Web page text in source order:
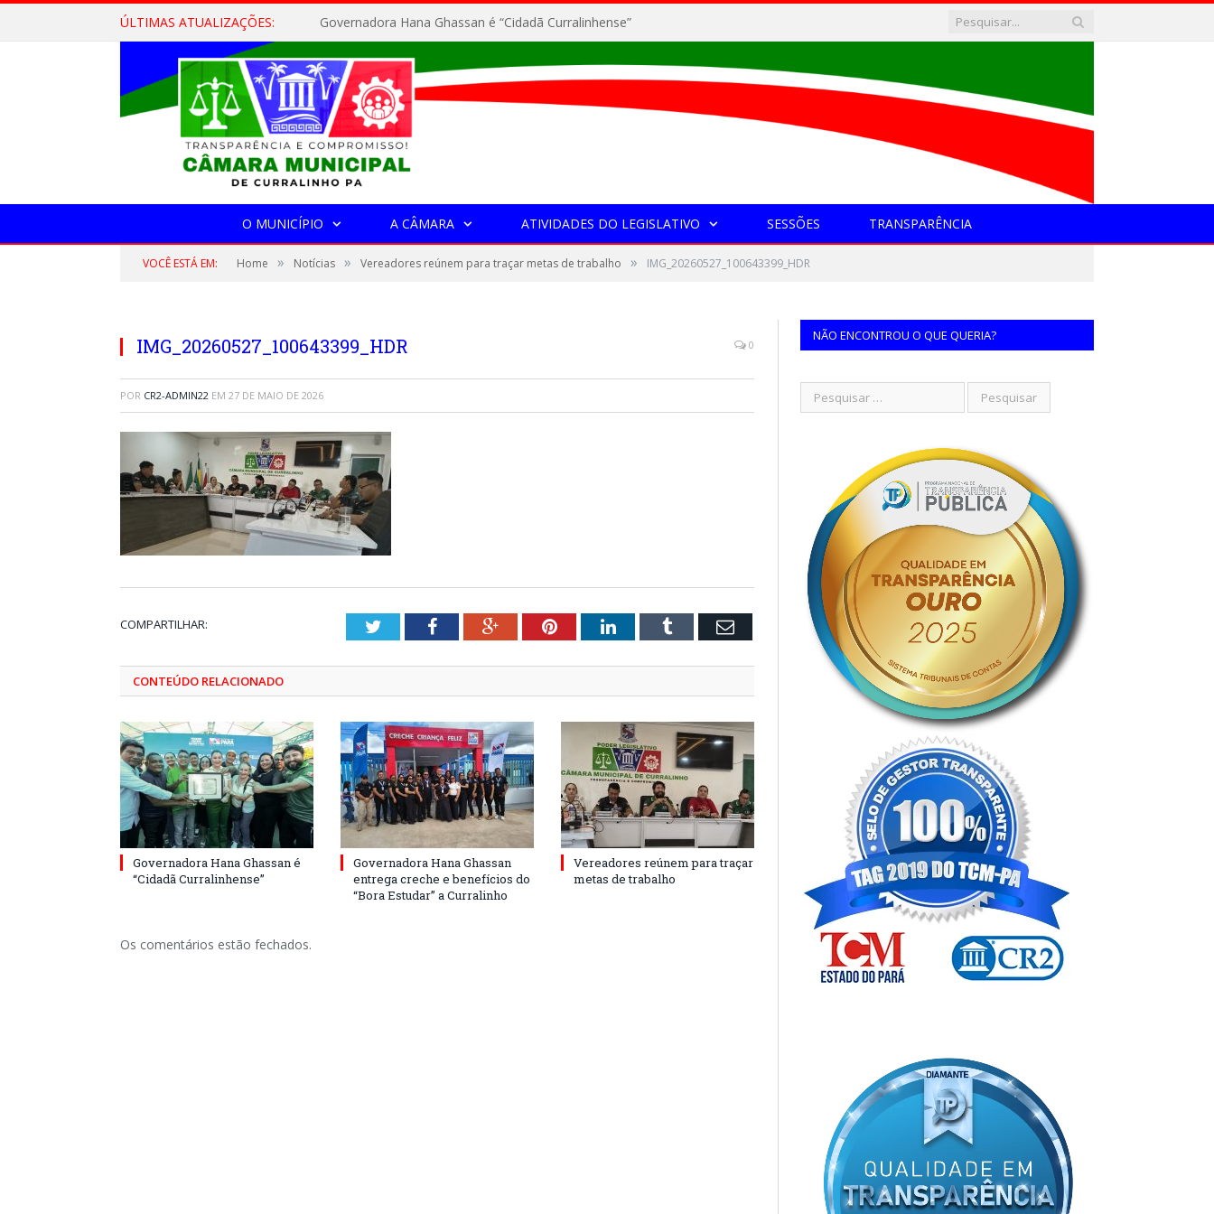
ÚLTIMAS ATUALIZAÇÕES: Governadora Hana Ghassan é “Cidadã Curralinhense”
O MUNICÍPIO A CÂMARA ATIVIDADES DO LEGISLATIVO SESSÕES TRANSPARÊNCIA
VOCÊ ESTÁ EM: Home » Notícias » Vereadores reúnem para traçar metas de trabalho » IMG_20260527_100643399_HDR
IMG_20260527_100643399_HDR 0
POR CR2-ADMIN22 EM 27 DE MAIO DE 2026
COMPARTILHAR: TwitterFacebookGoogle+PinterestLinkedInTumblr Email
CONTEÚDO RELACIONADO
Governadora Hana Ghassan é
“Cidadã Curralinhense”
Governadora Hana Ghassan
entrega creche e benefícios do
“Bora Estudar” a Curralinho
Vereadores reúnem para traçar
metas de trabalho
Os comentários estão fechados.
NÃO ENCONTROU O QUE QUERIA?